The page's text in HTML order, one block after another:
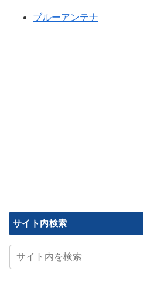
ブルーアンテナ
サイト内検索